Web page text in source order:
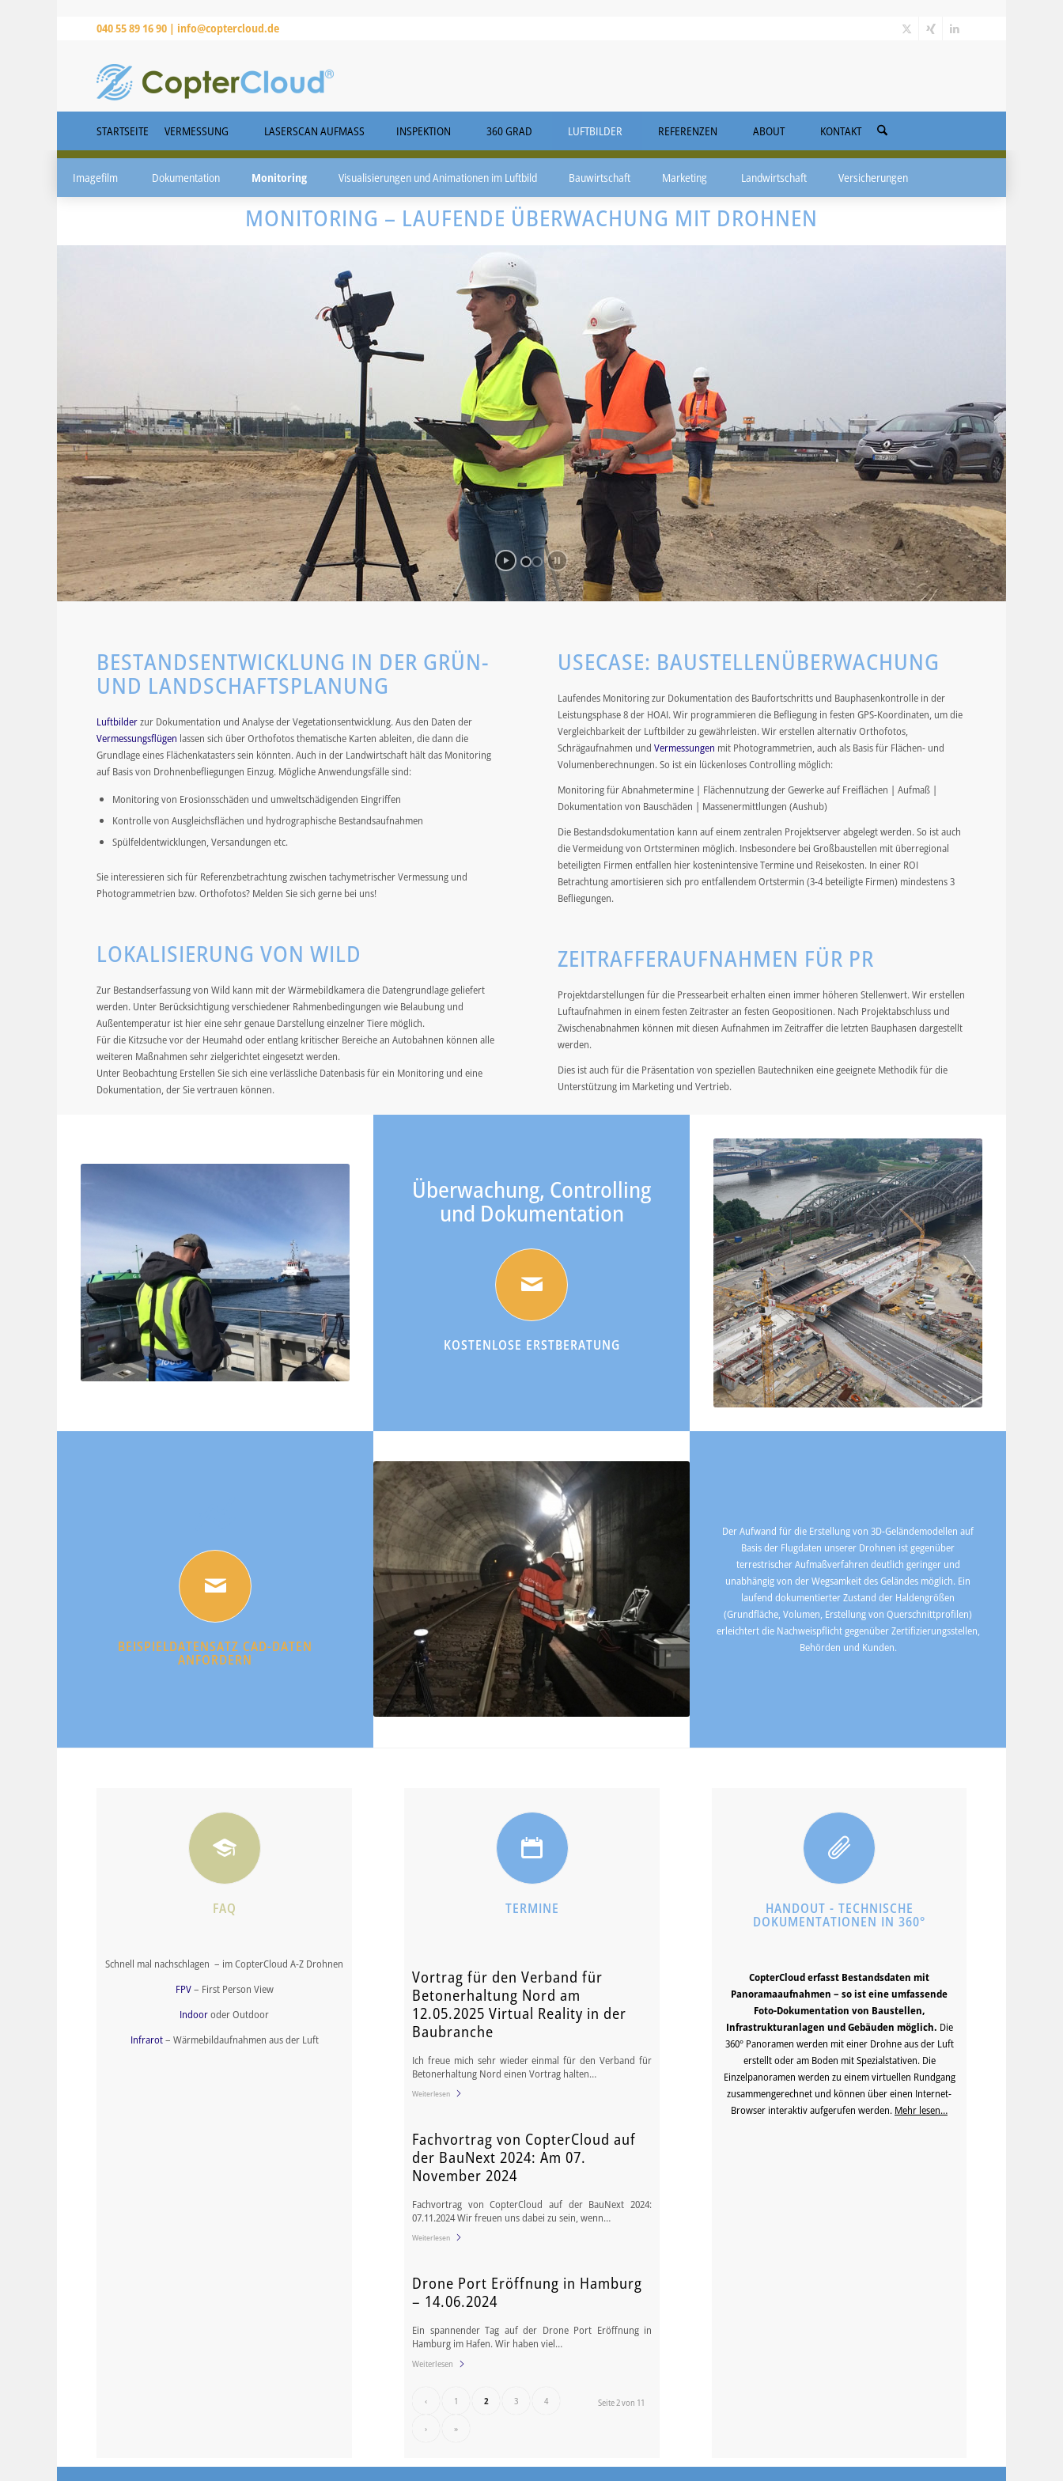
040 55 89 16 90 | info@coptercloud.de
STARTSEITE VERMESSUNG LASERSCAN AUFMASS INSPEKTION 360 GRAD LUFTBILDER
Imagefilm Dokumentation Monitoring Visualisierungen und Animationen im Luftbild Bauwirtschaft Marketing Landwirtschaft Versicherungen
REFERENZEN ABOUT KONTAKT
MONITORING – LAUFENDE ÜBERWACHUNG MIT DROHNEN
BESTANDSENTWICKLUNG IN DER GRÜN-
UND LANDSCHAFTSPLANUNG
Luftbilderzur Dokumentation und Analyse der Vegetationsentwicklung. Aus den Daten der
Vermessungsflügen lassen sich über Orthofotos thematische Karten ableiten, die dann die
Grundlage eines Flächenkatasters sein könnten. Auch in der Landwirtschaft hält das Monitoring
auf Basis von Drohnenbefliegungen Einzug. Mögliche Anwendungsfälle sind:
Monitoring von Erosionsschäden und umweltschädigenden Eingriffen
Kontrolle von Ausgleichsflächen und hydrographische Bestandsaufnahmen
Spülfeldentwicklungen, Versandungen etc.
Sie interessieren sich für Referenzbetrachtung zwischen tachymetrischer Vermessung und
Photogrammetrien bzw. Orthofotos? Melden Sie sich gerne bei uns!
LOKALISIERUNG VON WILD
Zur Bestandserfassung von Wild kann mit der Wärmebildkamera die Datengrundlage geliefert
werden. Unter Berücksichtigung verschiedener Rahmenbedingungen wie Belaubung und
Außentemperatur ist hier eine sehr genaue Darstellung einzelner Tiere möglich.
Für die Kitzsuche vor der Heumahd oder entlang kritischer Bereiche an Autobahnen können alle
weiteren Maßnahmen sehr zielgerichtet eingesetzt werden.
Unter Beobachtung Erstellen Sie sich eine verlässliche Datenbasis für ein Monitoring und eine
Dokumentation, der Sie vertrauen können.
USECASE: BAUSTELLENÜBERWACHUNG
Laufendes Monitoring zur Dokumentation des Baufortschritts und Bauphasenkontrolle in der
Leistungsphase 8 der HOAI. Wir programmieren die Befliegung in festen GPS-Koordinaten, um die
Vergleichbarkeit der Luftbilder zu gewährleisten. Wir erstellen alternativ Orthofotos,
Schrägaufnahmen und Vermessungen mit Photogrammetrien, auch als Basis für Flächen- und
Volumenberechnungen. So ist ein lückenloses Controlling möglich:
Monitoring für Abnahmetermine | Flächennutzung der Gewerke auf Freiflächen | Aufmaß |
Dokumentation von Bauschäden | Massenermittlungen (Aushub)
Die Bestandsdokumentation kann auf einem zentralen Projektserver abgelegt werden. So ist auch
die Vermeidung von Ortsterminen möglich. Insbesondere bei Großbaustellen mit überregional
beteiligten Firmen entfallen hier kostenintensive Termine und Reisekosten. In einer ROI
Betrachtung amortisieren sich pro entfallendem Ortstermin (3-4 beteiligte Firmen) mindestens 3
Befliegungen.
ZEITRAFFERAUFNAHMEN FÜR PR
Projektdarstellungen für die Pressearbeit erhalten einen immer höheren Stellenwert. Wir erstellen
Luftaufnahmen in einem festen Zeitraster an festen Geopositionen. Nach Projektabschluss und
Zwischenabnahmen können mit diesen Aufnahmen im Zeitraffer die letzten Bauphasen dargestellt
werden.
Dies ist auch für die Präsentation von speziellen Bautechniken eine geeignete Methodik für die
Unterstützung im Marketing und Vertrieb.
Überwachung, Controlling
und Dokumentation
KOSTENLOSE ERSTBERATUNG
BEISPIELDATENSATZ CAD-DATEN
ANFORDERN
Der Aufwand für die Erstellung von 3D-Geländemodellen auf
Basis der Flugdaten unserer Drohnen ist gegenüber
terrestrischer Aufmaßverfahren deutlich geringer und
unabhängig von der Wegsamkeit des Geländes möglich. Ein
laufend dokumentierter Zustand der Haldengrößen
(Grundfläche, Volumen, Erstellung von Querschnittprofilen)
erleichtert die Nachweispflicht gegenüber Zertifizierungsstellen,
Behörden und Kunden.
FAQ
Schnell mal nachschlagen – im CopterCloud A-Z Drohnen
FPV– First Person View
Indooroder Outdoor
Infrarot– Wärmebildaufnahmen aus der Luft
TERMINE
Vortrag für den Verband für
Betonerhaltung Nord am
12.05.2025 Virtual Reality in der
Baubranche
Ich freue mich sehr wieder einmal für den Verband für
Betonerhaltung Nord einen Vortrag halten…
Weiterlesen
Fachvortrag von CopterCloud auf
der BauNext 2024: Am 07.
November 2024
Fachvortrag von CopterCloud auf der BauNext 2024:
07.11.2024 Wir freuen uns dabei zu sein, wenn…
Weiterlesen
Drone Port Eröffnung in Hamburg
– 14.06.2024
Ein spannender Tag auf der Drone Port Eröffnung in
Hamburg im Hafen. Wir haben viel…
Weiterlesen
Seite 2 von 11
‹ 1 2 3 4
› »
HANDOUT - TECHNISCHE
DOKUMENTATIONEN IN 360°
CopterCloud erfasst Bestandsdaten mit
Panoramaaufnahmen – so ist eine umfassende
Foto-Dokumentation von Baustellen,
Infrastrukturanlagen und Gebäuden möglich. Die
360° Panoramen werden mit einer Drohne aus der Luft
erstellt oder am Boden mit Spezialstativen. Die
Einzelpanoramen werden zu einem virtuellen Rundgang
zusammengerechnet und können über einen Internet-
Browser interaktiv aufgerufen werden. Mehr lesen…